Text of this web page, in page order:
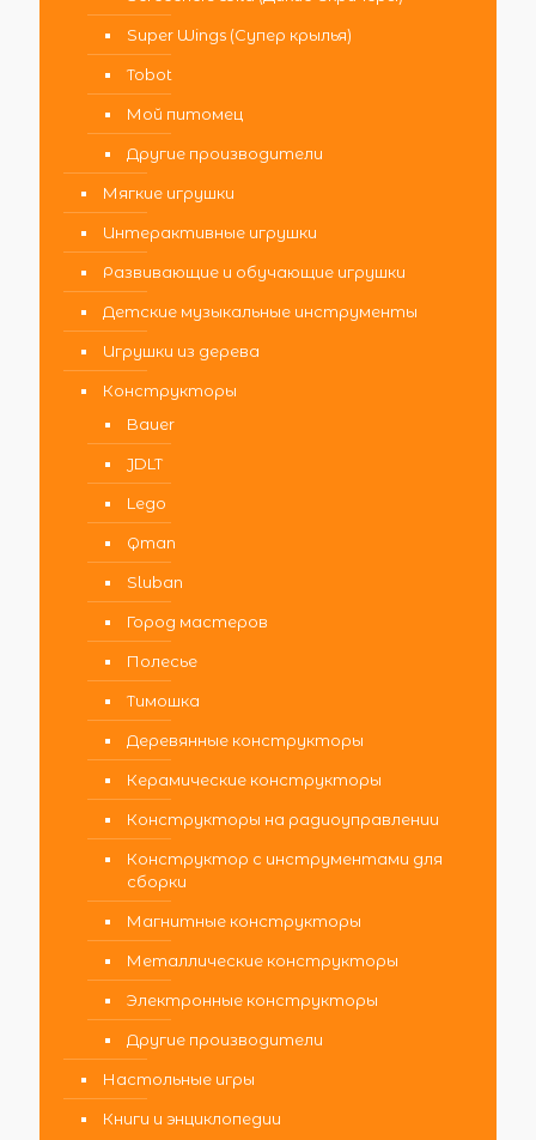
Super Wings (Супер крылья)
Tobot
Мой питомец
Другие производители
Мягкие игрушки
Интерактивные игрушки
Развивающие и обучающие игрушки
Детские музыкальные инструменты
Игрушки из дерева
Конструкторы
Bauer
JDLT
Lego
Qman
Sluban
Город мастеров
Полесье
Тимошка
Деревянные конструкторы
Керамические конструкторы
Конструкторы на радиоуправлении
Конструктор с инструментами для
сборки
Магнитные конструкторы
Металлические конструкторы
Электронные конструкторы
Другие производители
Настольные игры
Книги и энциклопедии